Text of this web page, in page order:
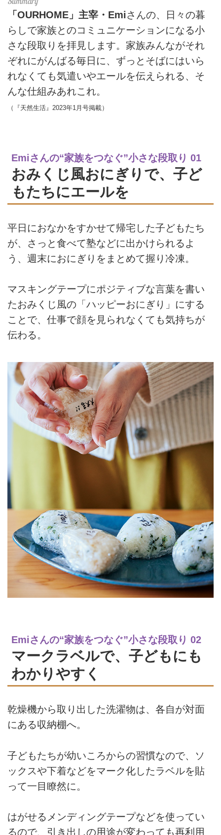
「OURHOME」主宰・Emiさんの、日々の暮
らしで家族とのコミュニケーションになる小
さな段取りを拝見します。家族みんながそれ
ぞれにがんばる毎日に、ずっとそばにはいら
れなくても気遣いやエールを伝えられる、そ
んな仕組みあれこれ。
（『天然生活』2023年1月号掲載）
Emiさんの“家族をつなぐ”小さな段取り 01
おみくじ風おにぎりで、子ど
もたちにエールを
平日におなかをすかせて帰宅した子どもたち
が、さっと食べて塾などに出かけられるよ
う、週末におにぎりをまとめて握り冷凍。
マスキングテープにポジティブな言葉を書い
たおみくじ風の「ハッピーおにぎり」にする
ことで、仕事で顔を見られなくても気持ちが
伝わる。
Emiさんの“家族をつなぐ”小さな段取り 02
マークラベルで、子どもにも
わかりやすく
乾燥機から取り出した洗濯物は、各自が対面
にある収納棚へ。
子どもたちが幼いころからの習慣なので、ソ
ックスや下着などをマーク化したラベルを貼
って一目瞭然に。
はがせるメンディングテープなどを使ってい
るので、引き出しの用途が変わっても再利用